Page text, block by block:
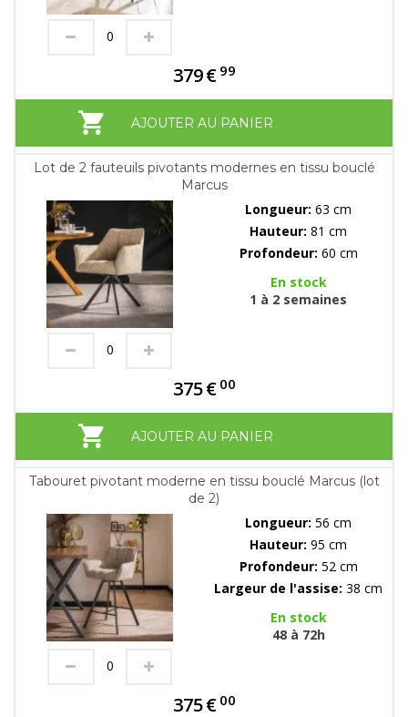
379€ 99
AJOUTER AU PANIER
Lot de 2 fauteuils pivotants modernes en tissu bouclé
Marcus
Longueur: 63 cm
Hauteur: 81 cm
Profondeur: 60 cm
En stock
1 à 2 semaines
375€ 00
AJOUTER AU PANIER
Tabouret pivotant moderne en tissu bouclé Marcus (lot
de 2)
Longueur: 56 cm
Hauteur: 95 cm
Profondeur: 52 cm
Largeur de l'assise: 38 cm
En stock
48 à 72h
375€ 00